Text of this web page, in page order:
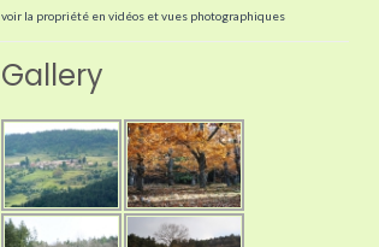
voir la propriété en vidéos et vues photographiques
Gallery